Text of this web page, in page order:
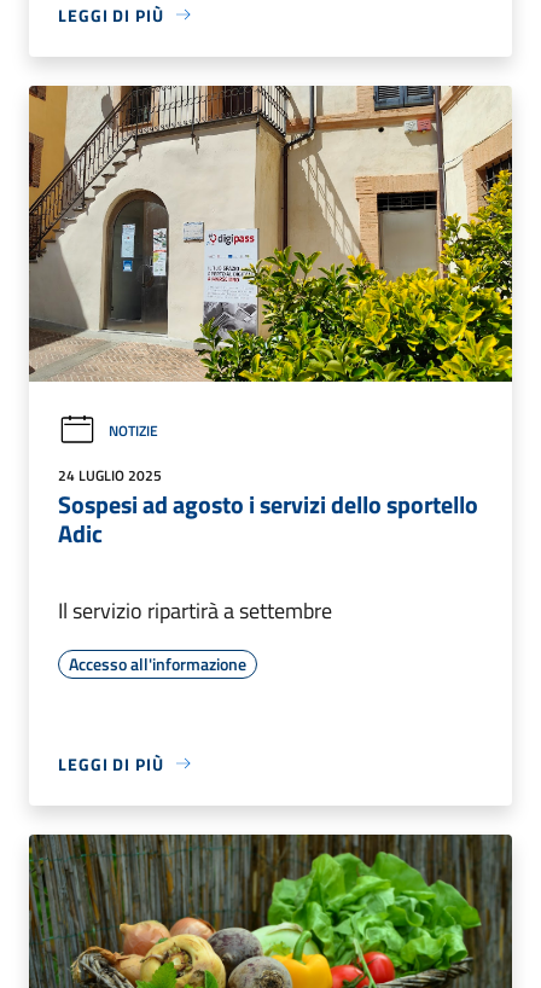
LEGGI DI PIÙ
NOTIZIE
24 LUGLIO 2025
Sospesi ad agosto i servizi dello sportello
Adic
Il servizio ripartirà a settembre
Accesso all'informazione
LEGGI DI PIÙ